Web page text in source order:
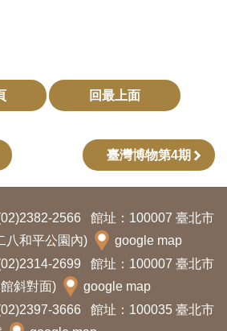
回最上面
臺灣博物第4期
2566
館址：100007 臺北市
八和平公園內)
google map
2699
館址：100007 臺北市
斜對面)
google map
3666
館址：100035 臺北市